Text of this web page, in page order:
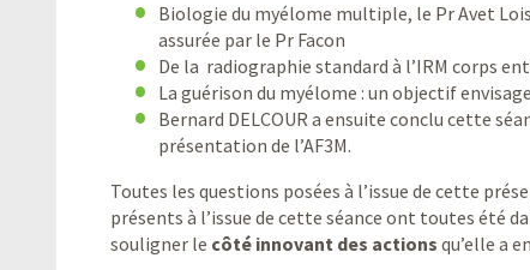
Biologie du myélome multiple, le Pr Avet
assurée par le Pr Facon
De la radiographie standard à l’IRM corps
La guérison du myélome : un objectif
Bernard DELCOUR a ensuite conclu cette
présentation de l’AF3M.
Toutes les questions posées à l’issue de cette
présents à l’issue de cette séance ont toutes été
souligner le côté innovant des actions qu’elle a